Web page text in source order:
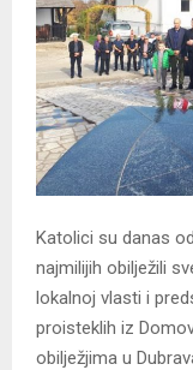
Katolici su danas
najmilijih obilježili
lokalnoj vlasti i
proisteklih iz
obilježjima u